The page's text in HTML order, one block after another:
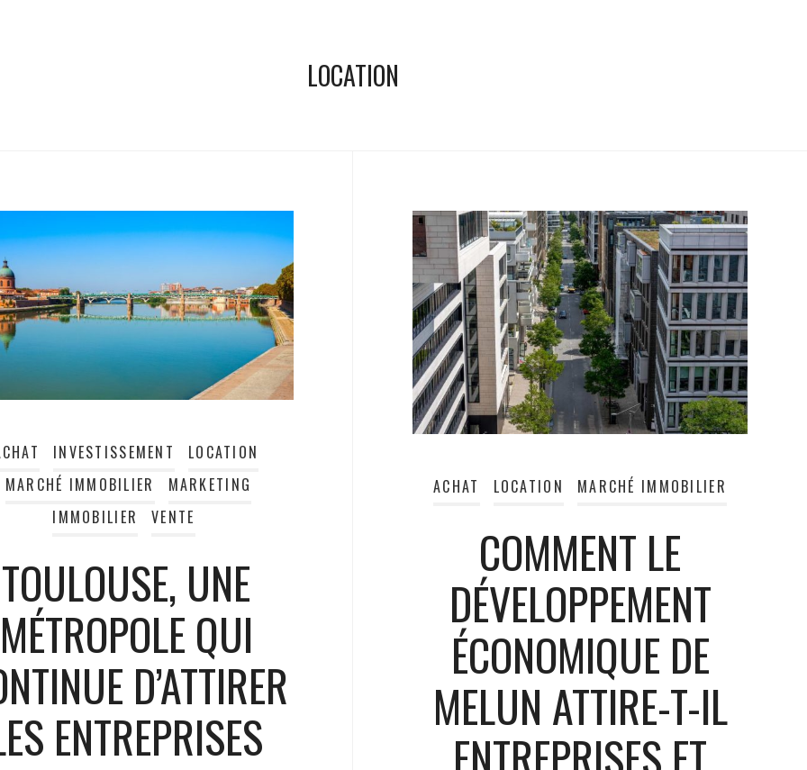
LOCATION
INVESTISSEMENT
LOCATION
MARCHÉ IMMOBILIER
MARKETING
IMMOBILIER
VENTE
TOULOUSE, UNE
MÉTROPOLE QUI
D’ATTIRER
ENTREPRISES
ACHAT LOCATION MARCHÉ IMMOBILIER
COMMENT LE
DÉVELOPPEMENT
ÉCONOMIQUE DE
MELUN ATTIRE-T-IL